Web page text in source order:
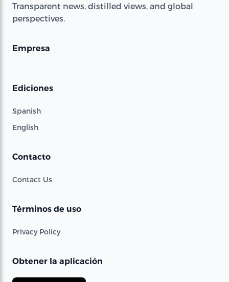
Transparent news, distilled views, and global
perspectives.
Empresa
Ediciones
Spanish
English
Contacto
Contact Us
Términos de uso
Privacy Policy
Obtener la aplicación